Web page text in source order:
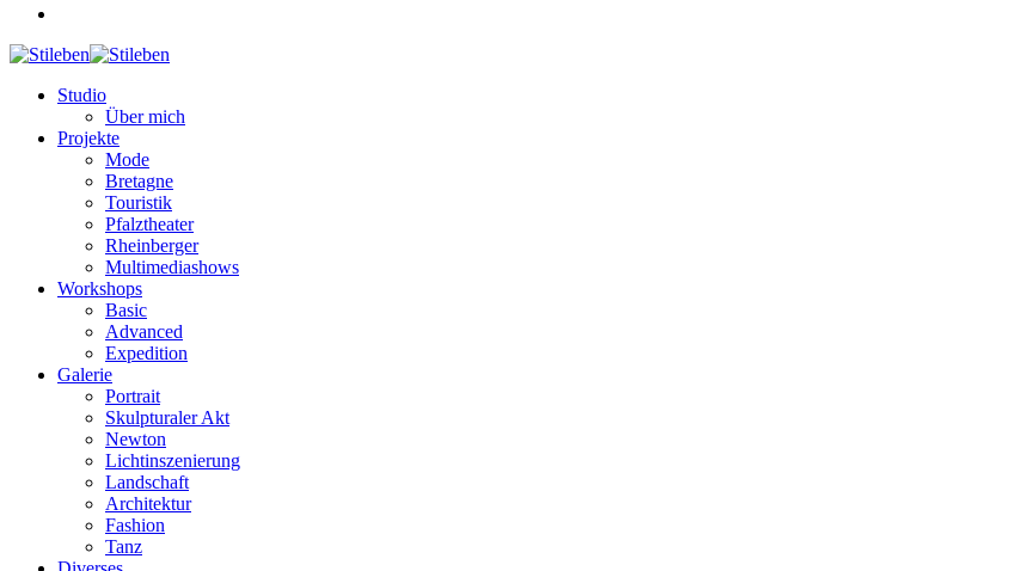
Studio
Über mich
Projekte
Mode
Bretagne
Touristik
Pfalztheater
Rheinberger
Multimediashows
Workshops
Basic
Advanced
Expedition
Galerie
Portrait
Skulpturaler Akt
Newton
Lichtinszenierung
Landschaft
Architektur
Fashion
Tanz